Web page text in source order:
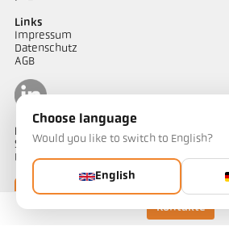
Kontakte
Links
Impressum
Datenschutz
AGB
Kontakt
Sie haben Fragen zu unseren
Projekt? Unser Team unterstützt Sie gerne.
Jetzt kontaktieren
Choose language
Would you like to switch to English?
English